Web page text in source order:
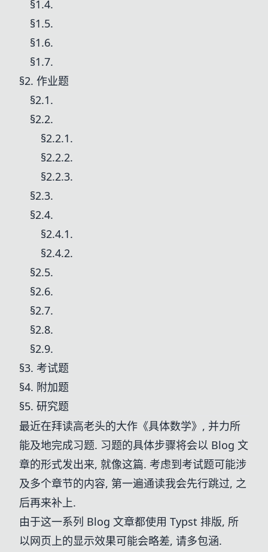
§1.4.
§1.5.
§1.6.
§1.7.
§2. 作业题
§2.1.
§2.2.
§2.2.1.
§2.2.2.
§2.2.3.
§2.3.
§2.4.
§2.4.1.
§2.4.2.
§2.5.
§2.6.
§2.7.
§2.8.
§2.9.
§3. 考试题
§4. 附加题
§5. 研究题
最近在拜读高老头的大作《具体数学》, 并力所
能及地完成习题. 习题的具体步骤将会以 Blog 文
章的形式发出来, 就像这篇. 考虑到考试题可能涉
及多个章节的内容, 第一遍通读我会先行跳过, 之
后再来补上.
由于这一系列 Blog 文章都使用 Typst 排版, 所
以网页上的显示效果可能会略差, 请多包涵.